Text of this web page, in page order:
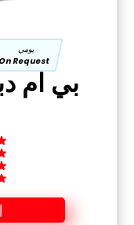
يومي
On Request
بي ام